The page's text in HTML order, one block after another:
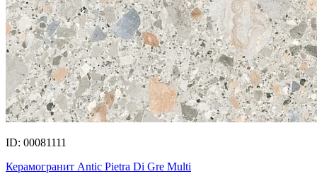
ID: 00081111
Керамогранит Antic Pietra Di Gre Multi